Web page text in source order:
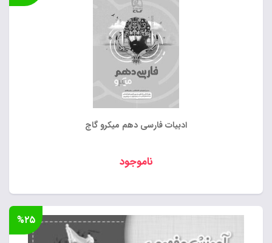
ادبیات فارسی دهم میکرو گاج
ناموجود
%۲۵